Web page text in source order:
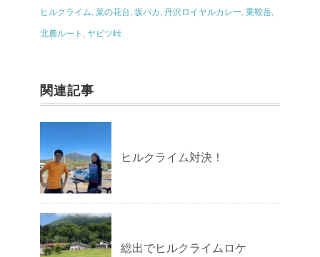
ヒルクライム 菜の花台 坂バカ 丹沢ロイヤルカレー 乗鞍岳
北麓ルート ヤビツ峠
関連記事
ヒルクライム対決！
総出でヒルクライムロケ